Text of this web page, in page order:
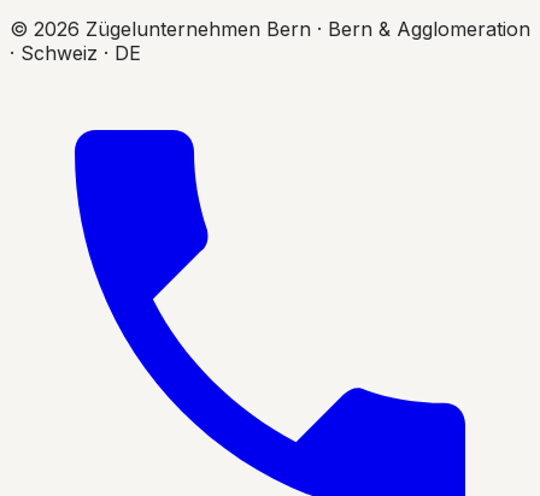
© 2026 Zügelunternehmen Bern · Bern & Agglomeration
· Schweiz · DE